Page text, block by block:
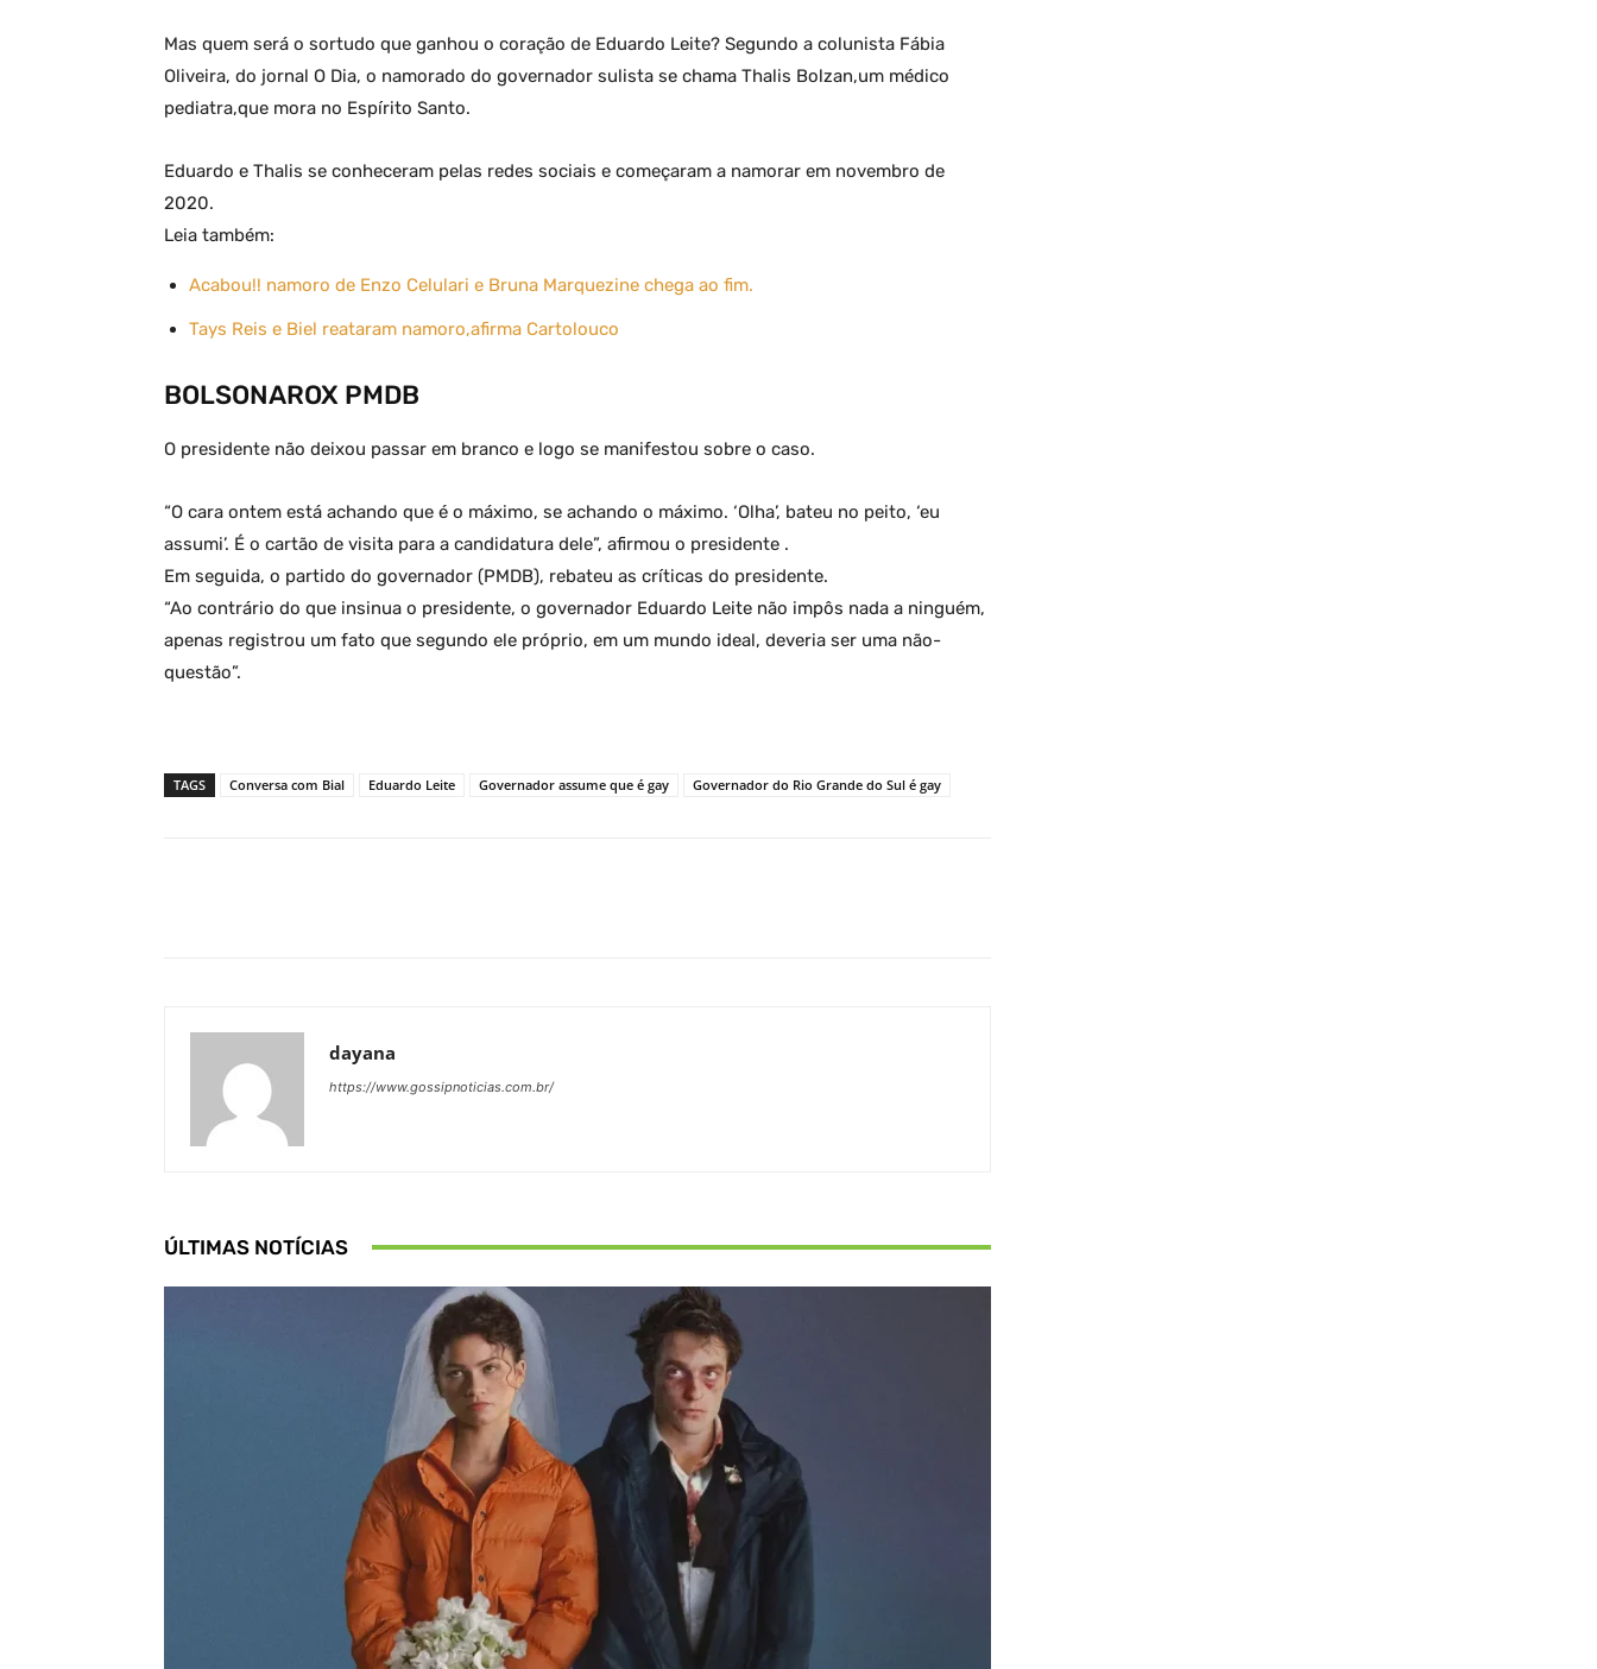
Mas quem será o sortudo que ganhou o coração de Eduardo Leite? Segundo a colunista Fábia
Oliveira, do jornal O Dia, o namorado do governador sulista se chama Thalis Bolzan,um médico
pediatra,que mora no Espírito Santo.
Eduardo e Thalis se conheceram pelas redes sociais e começaram a namorar em novembro de
2020.
Leia também:
Acabou!! namoro de Enzo Celulari e Bruna Marquezine chega ao fim.
Tays Reis e Biel reataram namoro,afirma Cartolouco
BOLSONAROX PMDB
O presidente não deixou passar em branco e logo se manifestou sobre o caso.
“O cara ontem está achando que é o máximo, se achando o máximo. ‘Olha’, bateu no peito, ‘eu
assumi’. É o cartão de visita para a candidatura dele”, afirmou o presidente .
Em seguida, o partido do governador (PMDB), rebateu as críticas do presidente.
“Ao contrário do que insinua o presidente, o governador Eduardo Leite não impôs nada a ninguém,
apenas registrou um fato que segundo ele próprio, em um mundo ideal, deveria ser uma não-
questão”.
TAGS Conversa com Bial Eduardo Leite Governador assume que é gay Governador do Rio Grande do Sul é gay
dayana
https://www.gossipnoticias.com.br/
ÚLTIMAS NOTÍCIAS